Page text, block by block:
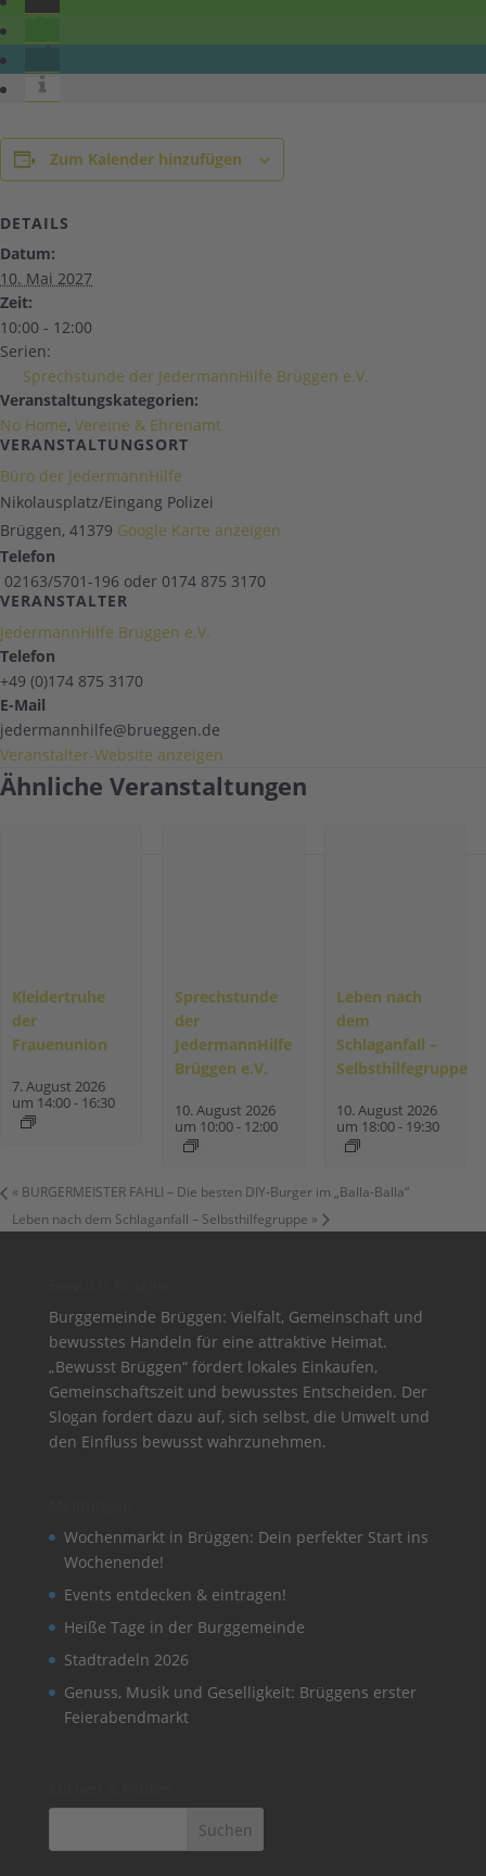
Zum Kalender hinzufügen
DETAILS
Datum:
10. Mai 2027
Zeit:
10:00 - 12:00
Serien:
Sprechstunde der JedermannHilfe Brüggen e.V.
Veranstaltungskategorien:
No Home, Vereine & Ehrenamt
VERANSTALTUNGSORT
Büro der JedermannHilfe
Nikolausplatz/Eingang Polizei
Brüggen, 41379 Google Karte anzeigen
Telefon
02163/5701-196 oder 0174 875 3170
VERANSTALTER
JedermannHilfe Brüggen e.V.
Telefon
+49 (0)174 875 3170
E-Mail
jedermannhilfe@brueggen.de
Veranstalter-Website anzeigen
Ähnliche Veranstaltungen
Kleidertruhe
der
Frauenunion
7. August 2026
um 14:00- 16:30
Sprechstunde
der
JedermannHilfe
Brüggen e.V.
10. August 2026
um 10:00- 12:00
Leben nach
dem
Schlaganfall –
Selbsthilfegruppe
10. August 2026
um 18:00- 19:30
« BURGERMEISTER FAHLI – Die besten DIY-Burger im „Balla-Balla“
Leben nach dem Schlaganfall – Selbsthilfegruppe »
Burggemeinde Brüggen: Vielfalt, Gemeinschaft und
bewusstes Handeln für eine attraktive Heimat.
„Bewusst Brüggen“ fördert lokales Einkaufen,
Gemeinschaftszeit und bewusstes Entscheiden. Der
Slogan fordert dazu auf, sich selbst, die Umwelt und
den Einfluss bewusst wahrzunehmen.
Wochenmarkt in Brüggen: Dein perfekter Start ins
Wochenende!
Events entdecken & eintragen!
Heiße Tage in der Burggemeinde
Stadtradeln 2026
Genuss, Musik und Geselligkeit: Brüggens erster
Feierabendmarkt